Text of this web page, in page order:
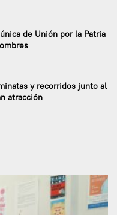
de Unión por la Patria
y recorridos junto al
atracción